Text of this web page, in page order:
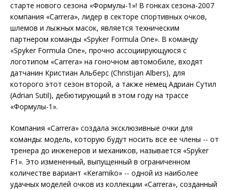
старте нового сезона «Формулы-1»! В гонках сезона-2007
компания «Carrera», лидер в секторе спортивных очков,
шлемов и лыжных масок, является техническим
партнером команды «Spyker Formula One». В команду
«Spyker Formula One», прочно ассоциирующуюся с
логотипом «Carrera» на гоночном автомобиле, входят
датчанин Кристиан Альберс (Christijan Albers), для
которого этот сезон второй, а также немец Адриан Сутил
(Adrian Sutil), дебютирующий в этом году на трассе
«Формулы-1».
Компания «Carrera» создала эксклюзивные очки для
команды: модель, которую будут носить все ее члены -- от
тренера до инженеров и механиков, называется «Spyker
F1». Это измененный, выпущенный в ограниченном
количестве вариант «Keramiko» -- одной из наиболее
удачных моделей очков из коллекции «Carrera», созданный